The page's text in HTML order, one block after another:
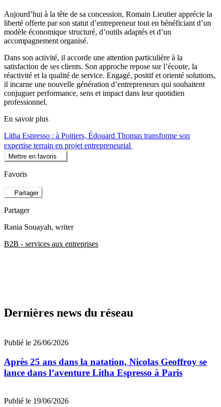
Aujourd’hui à la tête de sa concession, Romain Lieutier apprécie la
liberté offerte par son statut d’entrepreneur tout en bénéficiant d’un
modèle économique structuré, d’outils adaptés et d’un
accompagnement organisé.
Dans son activité, il accorde une attention particulière à la
satisfaction de ses clients. Son approche repose sur l’écoute, la
réactivité et la qualité de service. Engagé, positif et orienté solutions,
il incarne une nouvelle génération d’entrepreneurs qui souhaitent
conjuguer performance, sens et impact dans leur quotidien
professionnel.
En savoir plus
Litha Espresso : à Poitiers, Édouard Thomas transforme son
expertise terrain en projet entrepreneurial
Mettre en favoris
Favoris
Partager
Partager
Rania Souayah, writer
B2B - services aux entreprises
Dernières news du réseau
Publié le 26/06/2026
Après 25 ans dans la natation, Nicolas Geoffroy se
lance dans l’aventure Litha Espresso à Paris
Publié le 19/06/2026